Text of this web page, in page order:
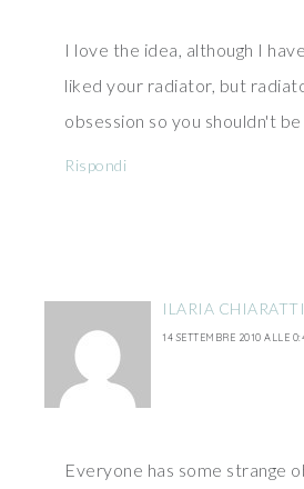
I love the idea, although I
liked your radiator, but
obsession so you shouldn't
Rispondi
ILARIA CHIARATTI
14 SETTEMBRE 2010 ALLE
Everyone has some strange